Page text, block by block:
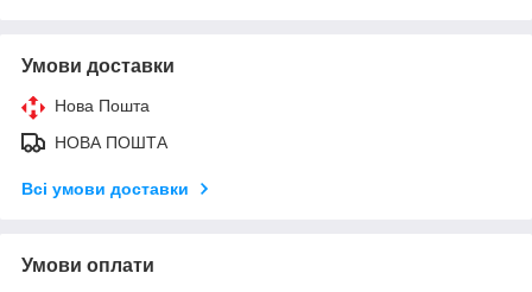
Умови доставки
Нова Пошта
НОВА ПОШТА
Всі умови доставки
Умови оплати